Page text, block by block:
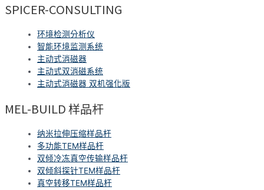
SPICER-CONSULTING
环境检测分析仪
智能环境监测系统
主动式消磁器
主动式双消磁系统
主动式消磁器 双机强化版
MEL-BUILD 样品杆
纳米拉伸压缩样品杆
多功能TEM样品杆
双倾冷冻真空传输样品杆
双倾斜探针TEM样品杆
真空转移TEM样品杆